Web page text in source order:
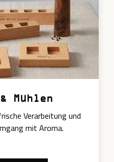
Mühlen
Verarbeitung und
mit Aroma.